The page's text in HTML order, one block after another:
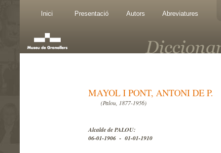
Inici Presentació Autors Abreviatures
MAYOL I PONT, ANTONI DE P.
(Palou, 1877-1956)
Alcalde de PALOU:
06-01-1906 - 01-01-1910